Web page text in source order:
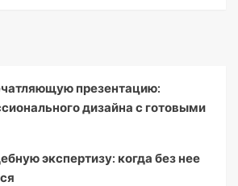
презентацию:
дизайна с готовыми
экспертизу: когда без нее